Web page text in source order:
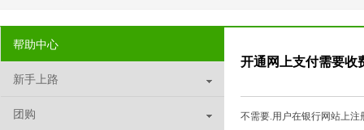
帮助中心
新手上路
团购
开通网上支付需要收
不需要.用户在银行网站上注